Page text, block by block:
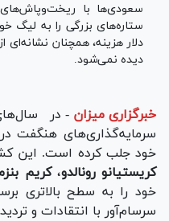
سعودی‌ها با ریخت‌وپاش‌های
ستاره‌های بزرگی را به لیگ
دلار هزینه، همچنان نشانه‌ای
دیده نمی‌شود.
خبرگزاری میزان - در
سرمایه‌گذاری‌های هنگفت
خود جلب کرده است. این
کریستیانو رونالدو،کریم
خود را به سطح بالاتری
سرسام‌آور با انتقادات و